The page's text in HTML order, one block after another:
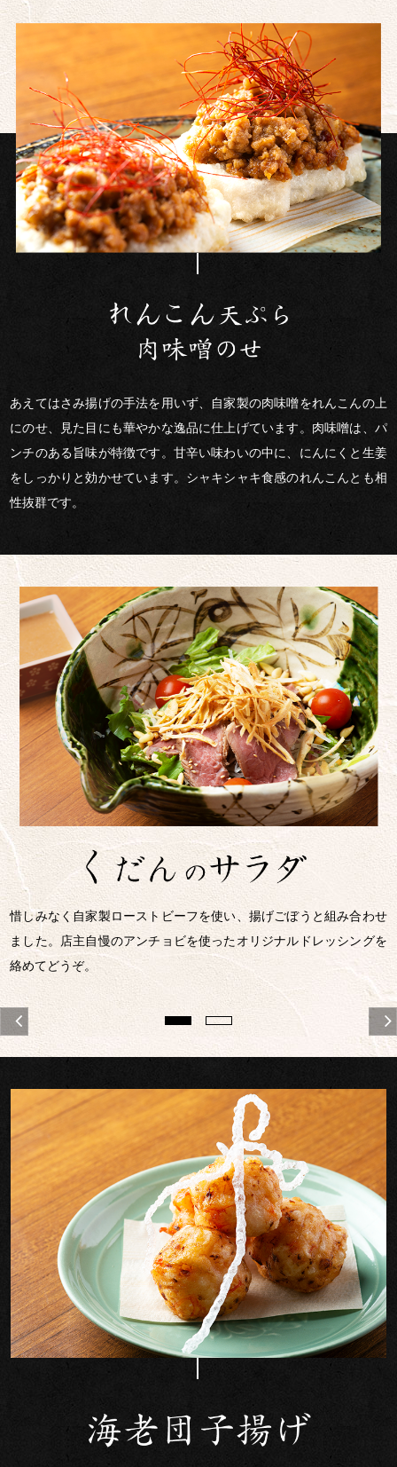
あえてはさみ揚げの手法を用いず、自家製の肉味噌をれんこんの上
にのせ、見た目にも華やかな逸品に仕上げています。肉味噌は、パ
ンチのある旨味が特徴です。甘辛い味わいの中に、にんにくと生姜
をしっかりと効かせています。シャキシャキ食感のれんこんとも相
性抜群です。
惜しみなく自家製ローストビーフを使い、揚げごぼうと組み合わせ
ました。店主自慢のアンチョビを使ったオリジナルドレッシングを
絡めてどうぞ。